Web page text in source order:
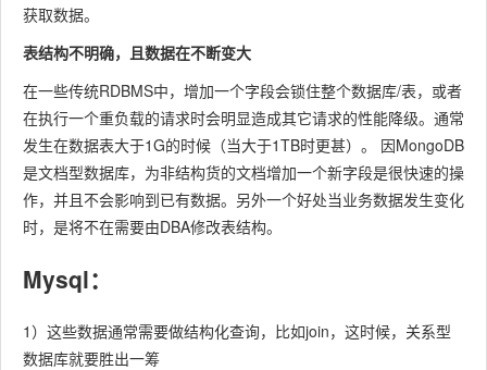
获取数据。
表结构不明确，且数据在不断变大
在一些传统RDBMS中，增加一个字段会锁住整个数据库/表，或者
在执行一个重负载的请求时会明显造成其它请求的性能降级。通常
发生在数据表大于1G的时候（当大于1TB时更甚）。 因MongoDB
是文档型数据库，为非结构货的文档增加一个新字段是很快速的操
作，并且不会影响到已有数据。另外一个好处当业务数据发生变化
时，是将不在需要由DBA修改表结构。
Mysql：
1）这些数据通常需要做结构化查询，比如join，这时候，关系型
数据库就要胜出一筹